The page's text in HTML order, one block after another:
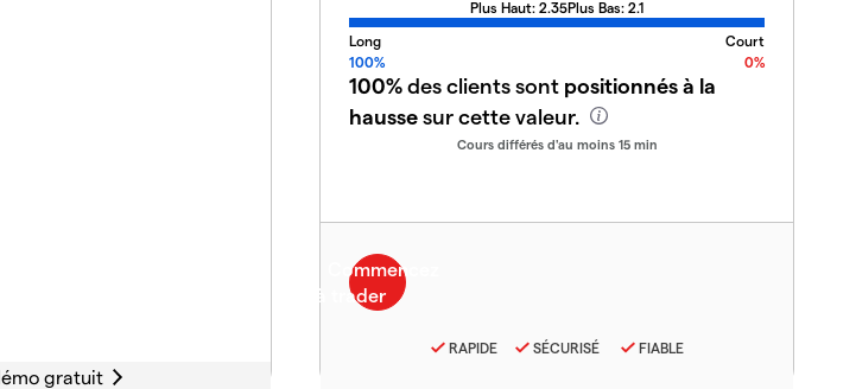
Plus Haut: 2.35Plus Bas: 2.1
Long
Court
100%
0%
100%des clients sont positionnés à la
haussesur cette valeur.
Cours différés d'au moins 15 min
RAPIDE SÉCURISÉ FIABLE